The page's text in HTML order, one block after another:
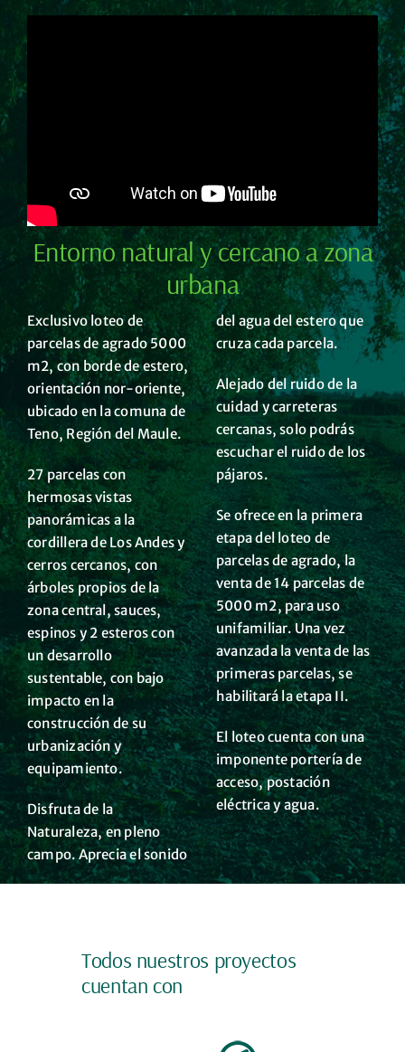
Entorno natural y cercano a zona
urbana
Exclusivo loteo de
parcelas de agrado 5000
m2, con borde de estero,
orientación nor-oriente,
ubicado en la comuna de
Teno, Región del Maule.
27 parcelas con
hermosas vistas
panorámicas a la
cordillera de Los Andes y
cerros cercanos, con
árboles propios de la
zona central, sauces,
espinos y 2 esteros con
un desarrollo
sustentable, con bajo
impacto en la
construcción de su
urbanización y
equipamiento.
Disfruta de la
Naturaleza, en pleno
campo. Aprecia el sonido
del agua del estero que
cruza cada parcela.
Alejado del ruido de la
cuidad y carreteras
cercanas, solo podrás
escuchar el ruido de los
pájaros.
Se ofrece en la primera
etapa del loteo de
parcelas de agrado, la
venta de 14 parcelas de
5000 m2, para uso
unifamiliar. Una vez
avanzada la venta de las
primeras parcelas, se
habilitará la etapa II.
El loteo cuenta con una
imponente portería de
acceso, postación
eléctrica y agua.
Todos nuestros proyectos
cuentan con